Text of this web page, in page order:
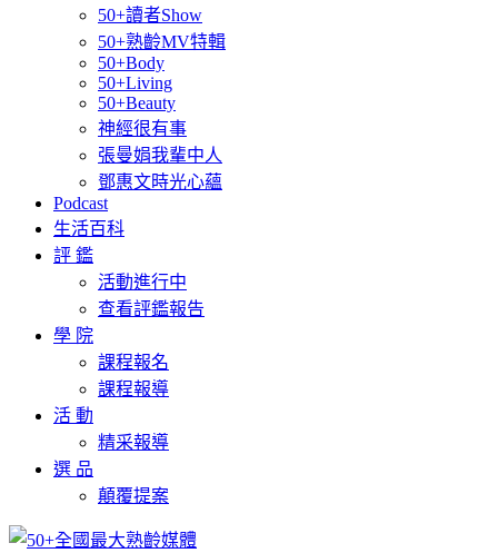
50+讀者Show
50+熟齡MV特輯
50+Body
50+Living
50+Beauty
神經很有事
張曼娟我輩中人
鄧惠文時光心蘊
Podcast
生活百科
評 鑑
活動進行中
查看評鑑報告
學 院
課程報名
課程報導
活 動
精采報導
選 品
顛覆提案